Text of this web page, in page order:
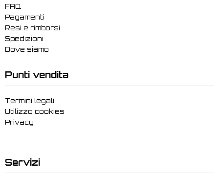
FAQ
Pagamenti
Resi e rimborsi
Spedizioni
Dove siamo
Punti vendita
Termini legali
Utilizzo cookies
Privacy
Servizi